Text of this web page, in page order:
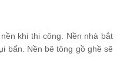
khi thi công. Nền nhà bắt
bẩn. Nền bê tông gồ ghề sẽ